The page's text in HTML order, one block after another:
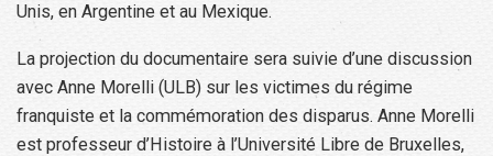
Unis, en Argentine et au Mexique.
La projection du documentaire sera suivie d’une discussion
avec Anne Morelli (ULB) sur les victimes du régime
franquiste et la commémoration des disparus. Anne Morelli
est professeur d’Histoire à l’Université Libre de Bruxelles,